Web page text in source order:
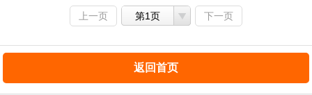
上一页 第1页 下一页
返回首页